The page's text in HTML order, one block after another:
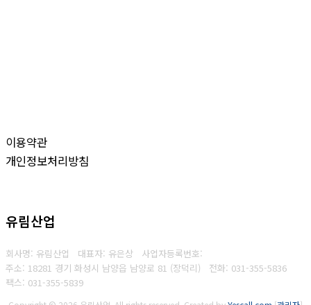
이용약관
개인정보처리방침
유림산업
회사명: 유림산업 대표자: 유은상 사업자등록번호:
주소: 18281 경기 화성시 남양읍 남양로 81 (장덕리) 전화: 031-355-5836
팩스: 031-355-5839